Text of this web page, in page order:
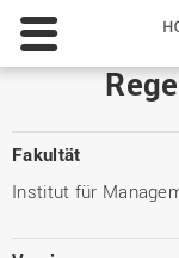
Fakultät
Institut für